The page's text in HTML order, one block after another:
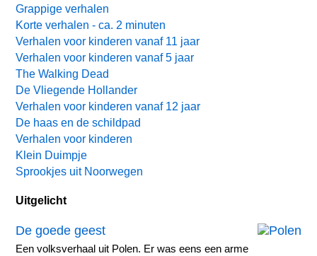
Grappige verhalen
Korte verhalen - ca. 2 minuten
Verhalen voor kinderen vanaf 11 jaar
Verhalen voor kinderen vanaf 5 jaar
The Walking Dead
De Vliegende Hollander
Verhalen voor kinderen vanaf 12 jaar
De haas en de schildpad
Verhalen voor kinderen
Klein Duimpje
Sprookjes uit Noorwegen
Uitgelicht
De goede geest
Een volksverhaal uit Polen. Er was eens een arme